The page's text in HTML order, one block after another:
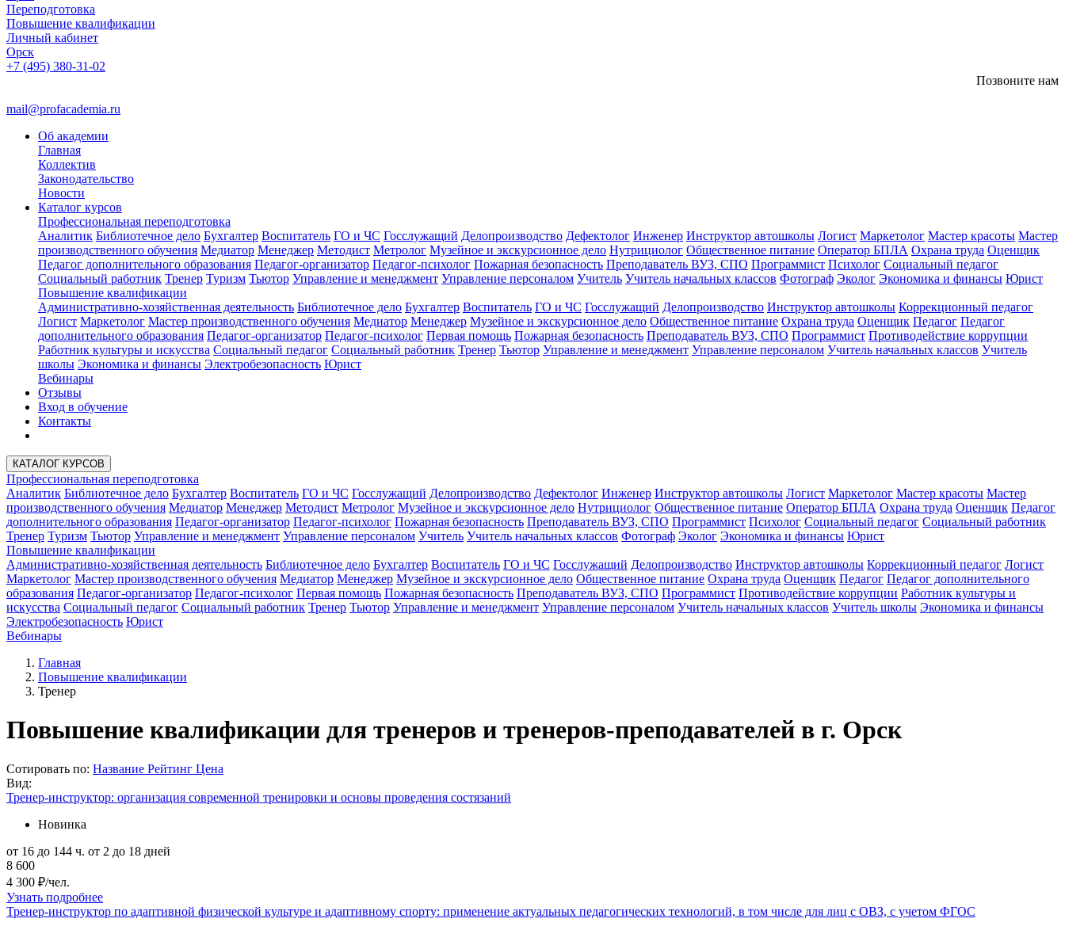
Переподготовка
Повышение квалификации
Личный кабинет
Орск
+7 (495) 380-31-02
Позвоните нам
mail@profacademia.ru
Об академии
Главная
Коллектив
Законодательство
Новости
Каталог курсов
Профессиональная переподготовка
Аналитик Библиотечное дело Бухгалтер Воспитатель ГО и ЧС Госслужащий Делопроизводство Дефектолог Инженер Инструктор автошколы Логист Маркетолог Мастер красоты Мастер
производственного обучения Медиатор Менеджер Методист Метролог Музейное и экскурсионное дело Нутрициолог Общественное питание Оператор БПЛА Охрана труда Оценщик
Педагог дополнительного образования Педагог-организатор Педагог-психолог Пожарная безопасность Преподаватель ВУЗ, СПО Программист Психолог Социальный педагог
Социальный работник Тренер Туризм Тьютор Управление и менеджмент Управление персоналом Учитель Учитель начальных классов Фотограф Эколог Экономика и финансы Юрист
Повышение квалификации
Административно-хозяйственная деятельность Библиотечное дело Бухгалтер Воспитатель ГО и ЧС Госслужащий Делопроизводство Инструктор автошколы Коррекционный педагог
Логист Маркетолог Мастер производственного обучения Медиатор Менеджер Музейное и экскурсионное дело Общественное питание Охрана труда Оценщик Педагог Педагог
дополнительного образования Педагог-организатор Педагог-психолог Первая помощь Пожарная безопасность Преподаватель ВУЗ, СПО Программист Противодействие коррупции
Работник культуры и искусства Социальный педагог Социальный работник Тренер Тьютор Управление и менеджмент Управление персоналом Учитель начальных классов Учитель
школы Экономика и финансы Электробезопасность Юрист
Вебинары
Отзывы
Вход в обучение
Контакты
КАТАЛОГ КУРСОВ
Профессиональная переподготовка
Аналитик Библиотечное дело Бухгалтер Воспитатель ГО и ЧС Госслужащий Делопроизводство Дефектолог Инженер Инструктор автошколы Логист Маркетолог Мастер красоты Мастер
производственного обучения Медиатор Менеджер Методист Метролог Музейное и экскурсионное дело Нутрициолог Общественное питание Оператор БПЛА Охрана труда Оценщик Педагог
дополнительного образования Педагог-организатор Педагог-психолог Пожарная безопасность Преподаватель ВУЗ, СПО Программист Психолог Социальный педагог Социальный работник
Тренер Туризм Тьютор Управление и менеджмент Управление персоналом Учитель Учитель начальных классов Фотограф Эколог Экономика и финансы Юрист
Повышение квалификации
Административно-хозяйственная деятельность Библиотечное дело Бухгалтер Воспитатель ГО и ЧС Госслужащий Делопроизводство Инструктор автошколы Коррекционный педагог Логист
Маркетолог Мастер производственного обучения Медиатор Менеджер Музейное и экскурсионное дело Общественное питание Охрана труда Оценщик Педагог Педагог дополнительного
образования Педагог-организатор Педагог-психолог Первая помощь Пожарная безопасность Преподаватель ВУЗ, СПО Программист Противодействие коррупции Работник культуры и
искусства Социальный педагог Социальный работник Тренер Тьютор Управление и менеджмент Управление персоналом Учитель начальных классов Учитель школы Экономика и финансы
Электробезопасность Юрист
Вебинары
Главная
Повышение квалификации
Тренер
Повышение квалификации для тренеров и тренеров-преподавателей в г. Орск
Сотировать по: Название Рейтинг Цена
Вид:
Тренер-инструктор: организация современной тренировки и основы проведения состязаний
Новинка
от 16 до 144 ч. от 2 до 18 дней
8 600
4 300 ₽/чел.
Узнать подробнее
Тренер-инструктор по адаптивной физической культуре и адаптивному спорту: применение актуальных педагогических технологий, в том числе для лиц с ОВЗ, с учетом ФГОС